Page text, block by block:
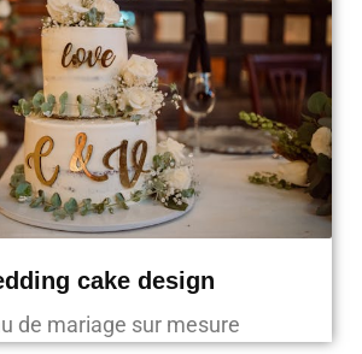
cake design
de mariage sur mesure